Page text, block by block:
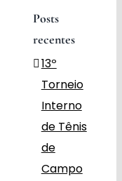
Posts
recentes
13º
Torneio
Interno
de Tênis
de
Campo